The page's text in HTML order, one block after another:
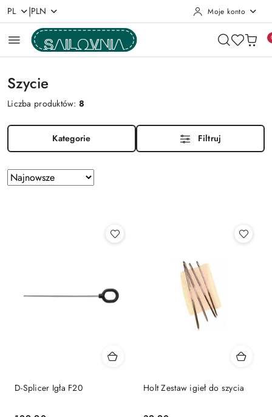
Przejdź do treści głównej
Przejdź do wyszukiwarki
Przejdź do moje konto
Przejdź do menu głównego
Przejdź do stopki
PL |PLN Moje konto
Szycie
Liczba produktów:8
Kategorie Filtruj
Zastosowano
sortowanie:
Sortuj
według
D-Splicer Igła F20 Holt Zestaw igieł do szycia